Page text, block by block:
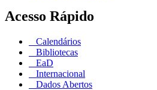
Acesso Rápido
Calendários
Bibliotecas
EaD
Internacional
Dados Abertos